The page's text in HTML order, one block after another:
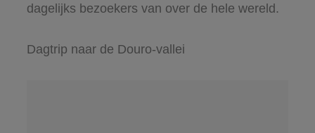
dagelijks bezoekers van over de hele wereld.
Dagtrip naar de Douro-vallei